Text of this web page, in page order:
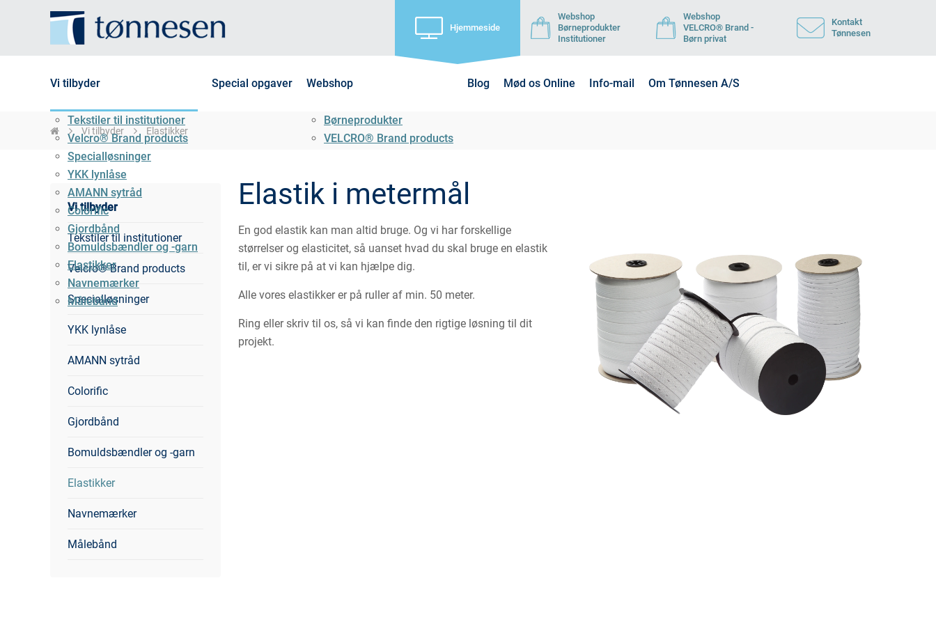
Hjemmeside
Webshop
Børneprodukter
Institutioner
Webshop
VELCRO® Brand -
Børn privat
Kontakt
Tønnesen
Vi tilbyder
Tekstiler til institutioner
Velcro® Brand products
Specialløsninger
YKK lynlåse
AMANN sytråd
Colorific
Gjordbånd
Bomuldsbændler og -garn
Elastikker
Navnemærker
Målebånd
Special opgaver Webshop
Børneprodukter
VELCRO® Brand products
Blog Mød os Online Info-mail Om Tønnesen A/S
Vi tilbyder Elastikker
Vi tilbyder
Tekstiler til institutioner
Velcro® Brand products
Specialløsninger
YKK lynlåse
AMANN sytråd
Colorific
Gjordbånd
Bomuldsbændler og -garn
Elastikker
Navnemærker
Målebånd
Elastik i metermål
En god elastik kan man altid bruge. Og vi har forskellige
størrelser og elasticitet, så uanset hvad du skal bruge en elastik
til, er vi sikre på at vi kan hjælpe dig.
Alle vores elastikker er på ruller af min. 50 meter.
Ring eller skriv til os, så vi kan finde den rigtige løsning til dit
projekt.